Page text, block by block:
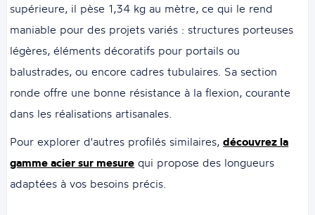
supérieure, il pèse 1,34 kg au mètre, ce qui le rend
maniable pour des projets variés : structures porteuses
légères, éléments décoratifs pour portails ou
balustrades, ou encore cadres tubulaires. Sa section
ronde offre une bonne résistance à la flexion, courante
dans les réalisations artisanales.
Pour explorer d'autres profilés similaires,découvrez la
gamme acier sur mesure qui propose des longueurs
adaptées à vos besoins précis.